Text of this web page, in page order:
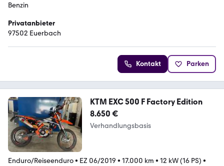
Benzin
Privatanbieter
97502 Euerbach
Kontakt Parken
KTM EXC 500 F Factory Edition
8.650 €
Verhandlungsbasis
Enduro/Reiseenduro• EZ 06/2019 • 17.000 km • 12 kW (16 PS) •